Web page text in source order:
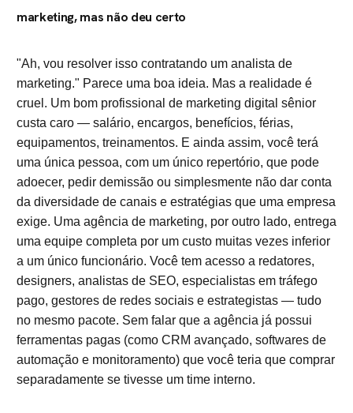
marketing, mas não deu certo
"Ah, vou resolver isso contratando um analista de
marketing." Parece uma boa ideia. Mas a realidade é
cruel. Um bom profissional de marketing digital sênior
custa caro — salário, encargos, benefícios, férias,
equipamentos, treinamentos. E ainda assim, você terá
uma única pessoa, com um único repertório, que pode
adoecer, pedir demissão ou simplesmente não dar conta
da diversidade de canais e estratégias que uma empresa
exige. Uma agência de marketing, por outro lado, entrega
uma equipe completa por um custo muitas vezes inferior
a um único funcionário. Você tem acesso a redatores,
designers, analistas de SEO, especialistas em tráfego
pago, gestores de redes sociais e estrategistas — tudo
no mesmo pacote. Sem falar que a agência já possui
ferramentas pagas (como CRM avançado, softwares de
automação e monitoramento) que você teria que comprar
separadamente se tivesse um time interno.